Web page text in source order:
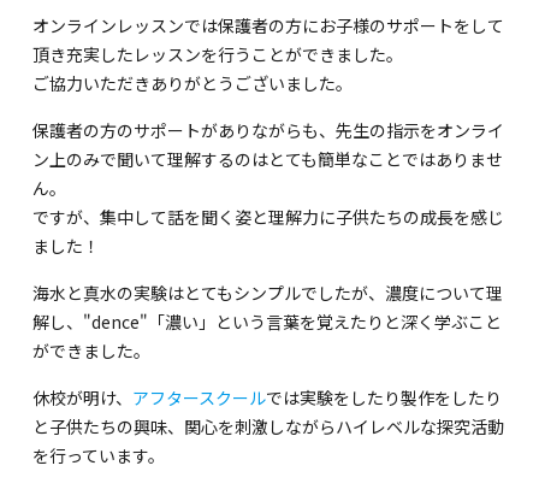
TEL(EN): 045-211-4690
馬車道校
TEL(JP): 045-222-6467
TEL(EN): 045-228-9397
オンラインレッスンでは保護者の方にお子様のサポートをして
頂き充実したレッスンを行うことができました。
ご協力いただきありがとうございました。
保護者の方のサポートがありながらも、先生の指示をオンライ
ン上のみで聞いて理解するのはとても簡単なことではありませ
ん。
ですが、集中して話を聞く姿と理解力に子供たちの成長を感じ
ました！
海水と真水の実験はとてもシンプルでしたが、濃度について理
解し、"dence"「濃い」という言葉を覚えたりと深く学ぶこと
ができました。
休校が明け、 アフタースクールでは実験をしたり製作をしたり
と子供たちの興味、関心を刺激しながらハイレベルな探究活動
を行っています。